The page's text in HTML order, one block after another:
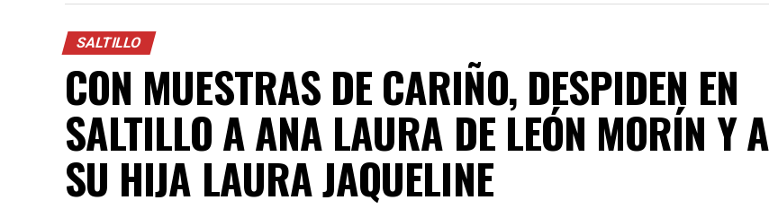
SALTILLO
CON MUESTRAS DE CARIÑO, DESPIDEN EN
SALTILLO A ANA LAURA DE LEÓN MORÍN Y A
SU HIJA LAURA JAQUELINE